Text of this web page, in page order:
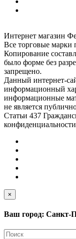
Интернет магазин
Все торговые марки
Копирование
было форме без
запрещено.
Данный интернет-
информационный
информационные
не является
Статьи 437
конфиденциальности
×
Ваш город: Санкт-